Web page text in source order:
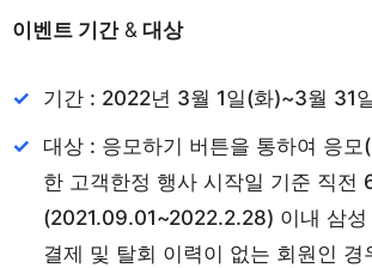
이벤트 기간& 대상
기간 : 2022년 3월 1일(화)~3월 31
대상 : 응모하기 버튼을 통하여 응
한 고객한정 행사 시작일 기준 직전
(2021.09.01~2022.2.28) 이내 삼성
결제 및 탈회 이력이 없는 회원인 경